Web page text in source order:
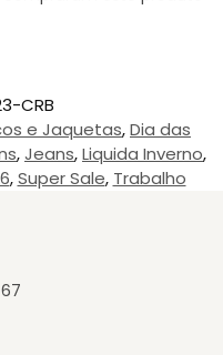
CRB
e Jaquetas,Dia das
,Jeans,Liquida Inverno,
,Super Sale, Trabalho